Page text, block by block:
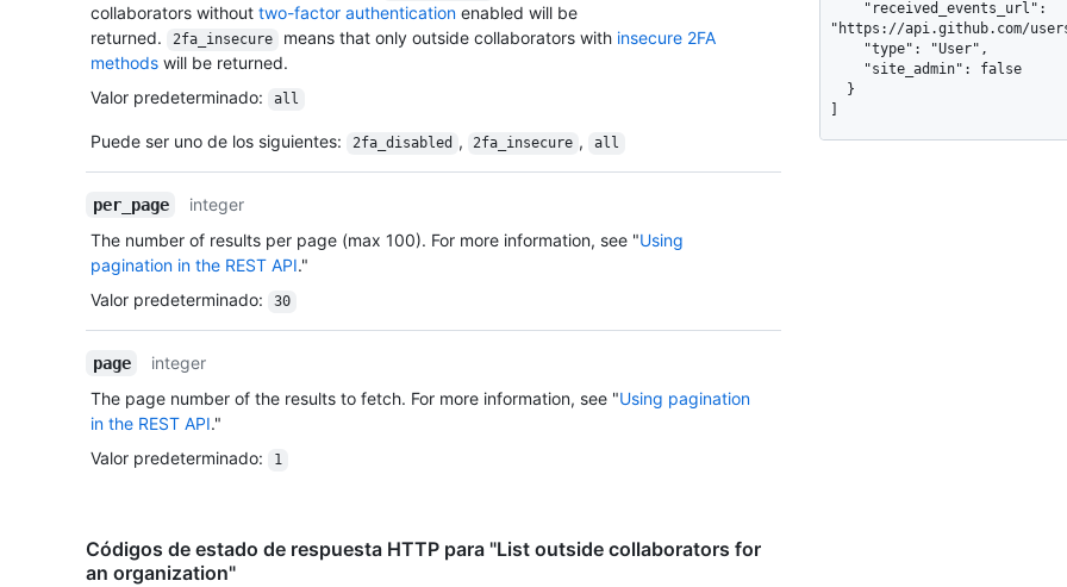
collaborators without two-factor authentication enabled will be
returned.
2fa_insecure means that only outside collaborators with insecure 2FA
methods will be returned.
Valor predeterminado: all
Puede ser uno de los siguientes: 2fa_disabled , 2fa_insecure , all
per_page
integer
The number of results per page (max 100). For more information, see "Using
pagination in the REST API."
Valor predeterminado: 30
page
integer
The page number of the results to fetch. For more information, see "Using pagination
in the REST API."
Valor predeterminado: 1
Códigos de estado de respuesta HTTP para "List outside collaborators for
an organization"
"https://api.github.com/